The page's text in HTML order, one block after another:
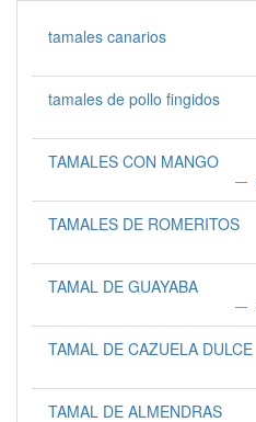
tamales canarios
tamales de pollo fingidos
TAMALES CON MANGO
TAMALES DE ROMERITOS
TAMAL DE GUAYABA
TAMAL DE CAZUELA DULCE
TAMAL DE ALMENDRAS